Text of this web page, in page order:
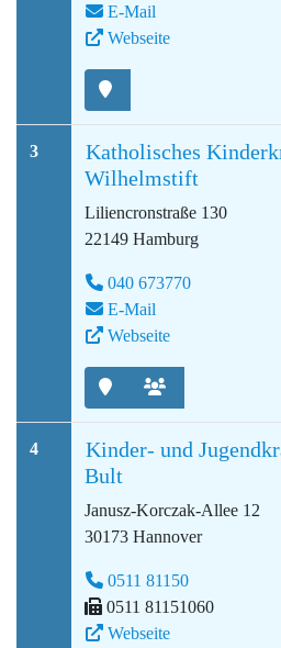
E-Mail
Webseite
3
Katholisches
Wilhelmstift
Liliencronstraße 130
22149 Hamburg
040 673770
E-Mail
Webseite
4
Kinder- und
Bult
Janusz-Korczak-Allee 12
30173 Hannover
0511 81150
0511 81151060
Webseite